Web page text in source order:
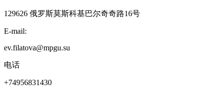
129626 俄罗斯莫斯科基巴尔奇奇路16号
E-mail:
ev.filatova@mpgu.su
电话
+74956831430